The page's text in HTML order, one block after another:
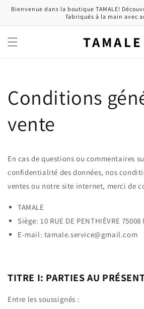
passer
contenu
Bienvenue dans la boutique TAMALE!
fabriqués à la main avec
TAMALE
Conditions
vente
En cas de questions ou commentaires
confidentialité des données, nos
ventes ou notre site internet, merci de
TAMALE
Siège: 10 RUE DE PENTHIÈVRE 75008
E-mail: tamale.service@gmail.com
TITRE I: PARTIES AU
Entre les soussignés :